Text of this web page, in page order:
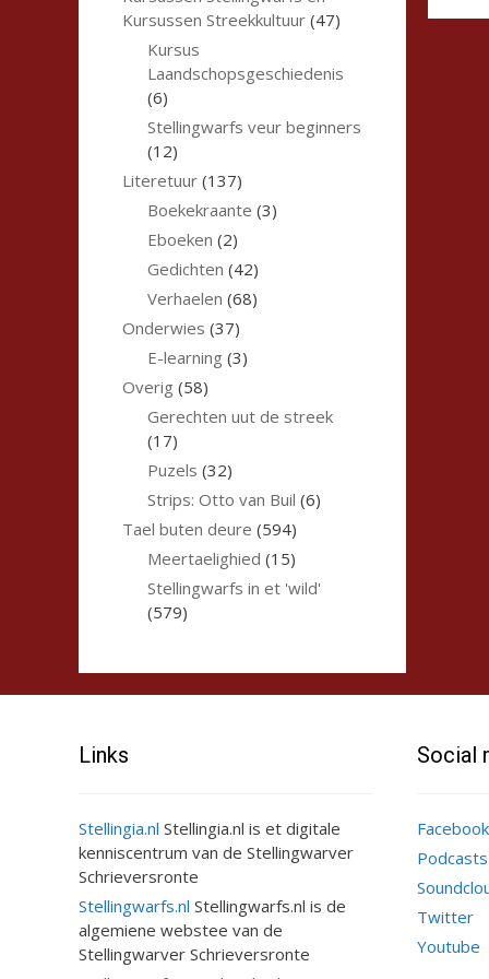
Kursussen Streekkultuur (47)
Kursus
Laandschopsgeschiedenis
(6)
Stellingwarfs veur beginners
(12)
Literetuur (137)
Boekekraante (3)
Eboeken (2)
Gedichten (42)
Verhaelen (68)
Onderwies (37)
E-learning (3)
Overig (58)
Gerechten uut de streek
(17)
Puzels (32)
Strips: Otto van Buil (6)
Tael buten deure (594)
Meertaelighied (15)
Stellingwarfs in et 'wild'
(579)
Links
Stellingia.nl Stellingia.nl is et digitale
kenniscentrum van de Stellingwarver
Schrieversronte
Stellingwarfs.nl Stellingwarfs.nl is de
algemiene webstee van de
Stellingwarver Schrieversronte
Social
Facebook
Podcasts
Twitter
Youtube